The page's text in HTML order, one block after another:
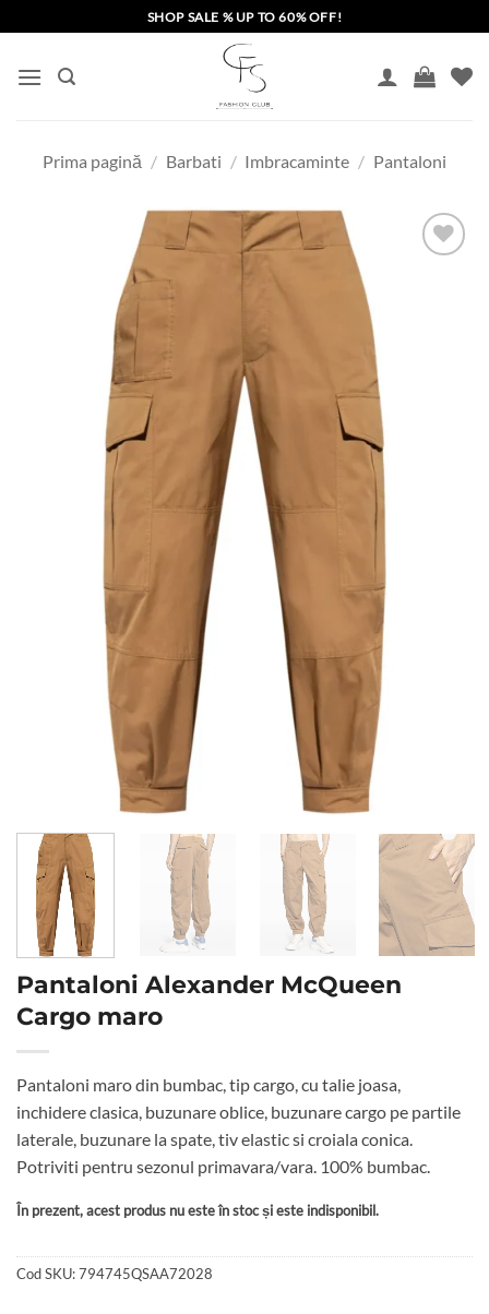
to
content
SHOP SALE % UP TO 60% OFF!
Prima pagină / Barbati / Imbracaminte / Pantaloni
Pantaloni Alexander McQueen
Cargo maro
Pantaloni maro din bumbac, tip cargo, cu talie joasa,
inchidere clasica, buzunare oblice, buzunare cargo pe partile
laterale, buzunare la spate, tiv elastic si croiala conica.
Potriviti pentru sezonul primavara/vara. 100% bumbac.
În prezent, acest produs nu este în stoc și este indisponibil.
Cod SKU:794745QSAA72028